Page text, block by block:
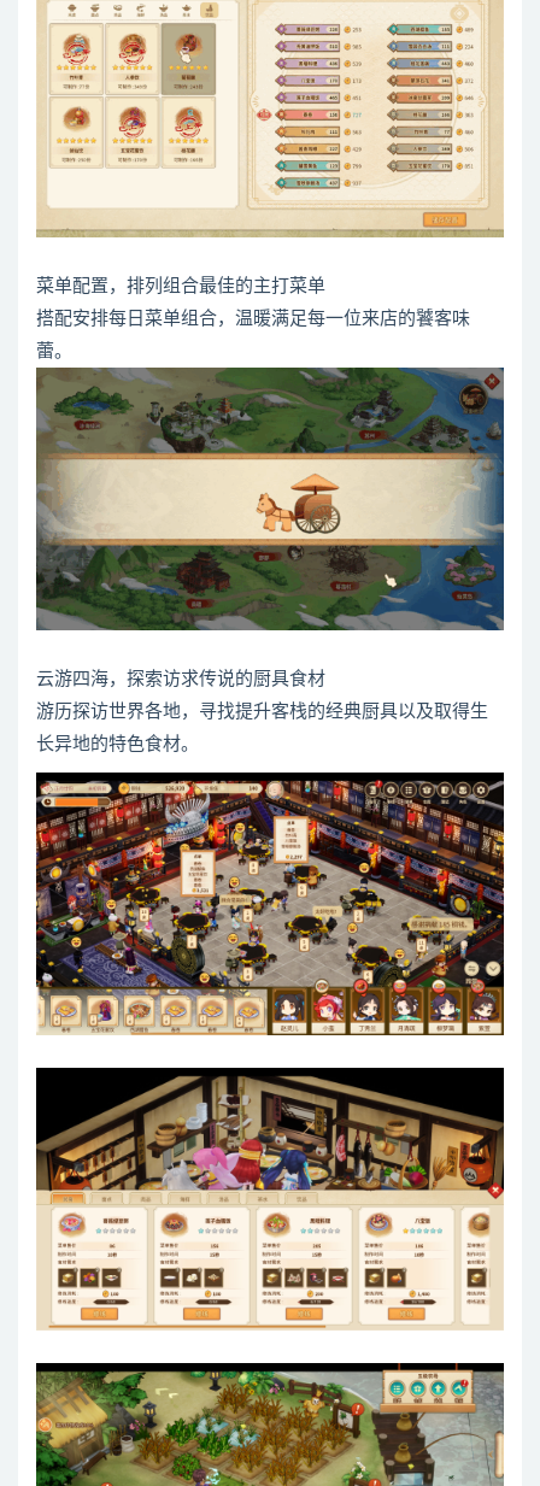
菜单配置，排列组合最佳的主打菜单
搭配安排每日菜单组合，温暖满足每一位来店的饕客味
蕾。
云游四海，探索访求传说的厨具食材
游历探访世界各地，寻找提升客栈的经典厨具以及取得生
长异地的特色食材。